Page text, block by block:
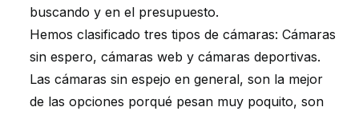
buscando y en el presupuesto.
Hemos clasificado tres tipos de cámaras: Cámaras
sin espero, cámaras web y cámaras deportivas.
Las cámaras sin espejo en general, son la mejor
de las opciones porqué pesan muy poquito, son